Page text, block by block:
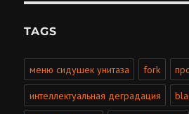
TAGS
меню сидушек унитаза fork
интеллектуальная деградация